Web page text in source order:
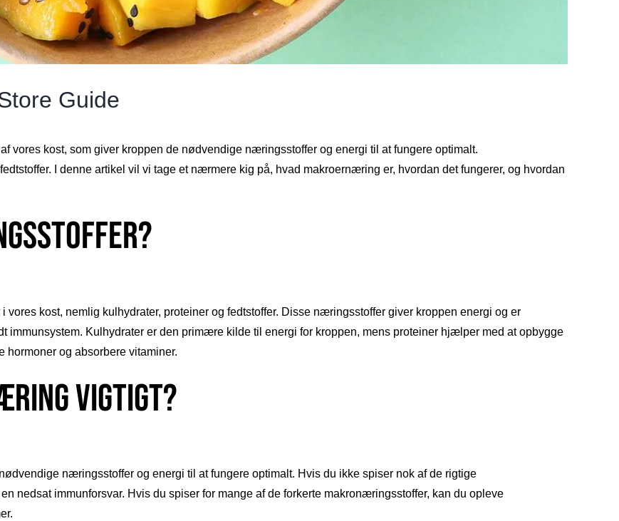
Guide
vores kost, som giver kroppen de nødvendige næringsstoffer og energi til at fungere optimalt.
I denne artikel vil vi tage et nærmere kig på, hvad makroernæring er, hvordan det fungerer, og hvordan
kost, nemlig kulhydrater, proteiner og fedtstoffer. Disse næringsstoffer giver kroppen energi og er
immunsystem. Kulhydrater er den primære kilde til energi for kroppen, mens proteiner hjælper med at opbygge
hormoner og absorbere vitaminer.
vigtigt?
næringsstoffer og energi til at fungere optimalt. Hvis du ikke spiser nok af de rigtige
nedsat immunforsvar. Hvis du spiser for mange af de forkerte makronæringsstoffer, kan du opleve